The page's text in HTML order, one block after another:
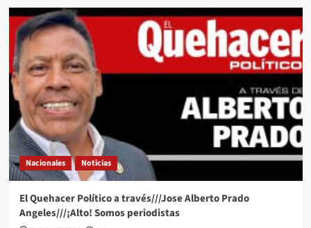
Nacionales Noticias
El Quehacer Político a través///Jose Alberto Prado
Angeles///¡Alto! Somos periodistas